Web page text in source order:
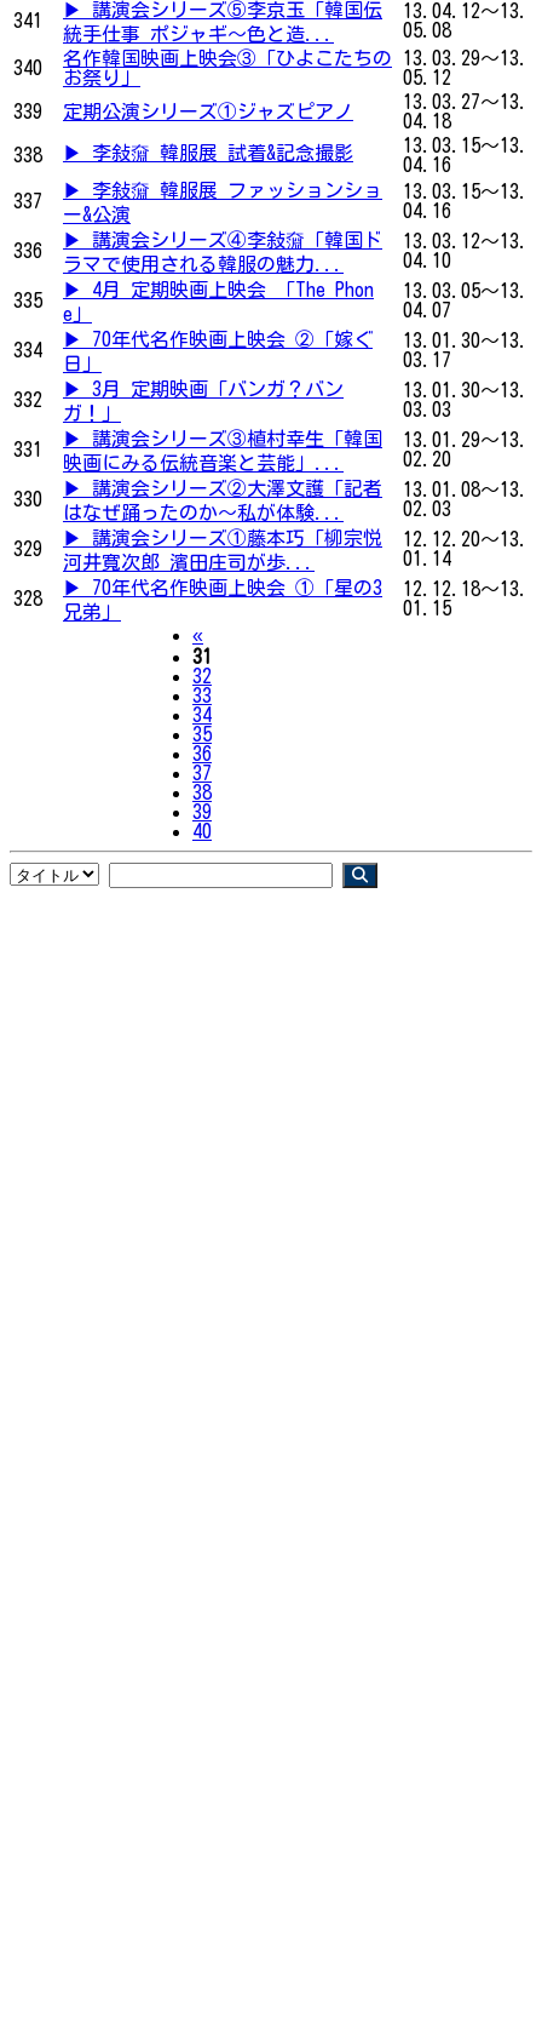
341
▶ 講演会シリーズ⑤李京玉「韓国伝
統手仕事 ポジャギ～色と造...
13.04.12～13.
05.08
340
名作韓国映画上映会③「ひよこたちの
お祭り」
13.03.29～13.
05.12
339
定期公演シリーズ①ジャズピアノ
13.03.27～13.
04.18
338
▶ 李敍奫 韓服展 試着&記念撮影
13.03.15～13.
04.16
337
▶ 李敍奫 韓服展 ファッションショ
ー&公演
13.03.15～13.
04.16
336
▶ 講演会シリーズ④李敍奫「韓国ド
ラマで使用される韓服の魅力...
13.03.12～13.
04.10
335
▶ 4月 定期映画上映会 「The Phon
e」
13.03.05～13.
04.07
334
▶ 70年代名作映画上映会 ②「嫁ぐ
日」
13.01.30～13.
03.17
332
▶ 3月 定期映画「バンガ？バン
ガ！」
13.01.30～13.
03.03
331
▶ 講演会シリーズ③植村幸生「韓国
映画にみる伝統音楽と芸能」...
13.01.29～13.
02.20
330
▶ 講演会シリーズ②大澤文護「記者
はなぜ踊ったのか～私が体験...
13.01.08～13.
02.03
329
▶ 講演会シリーズ①藤本巧「柳宗悦
河井寬次郎 濱田庄司が歩...
12.12.20～13.
01.14
328
▶ 70年代名作映画上映会 ①「星の3
兄弟」
12.12.18～13.
01.15
«Previous
31
32
33
34
35
36
37
38
39
40